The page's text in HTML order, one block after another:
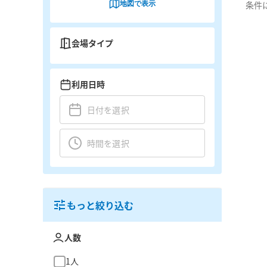
条件
地図で表示
会場タイプ
利用日時
もっと絞り込む
人数
1人